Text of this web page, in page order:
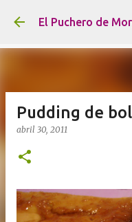
Ir al
El Puchero de
Pudding de
abril 30, 2011